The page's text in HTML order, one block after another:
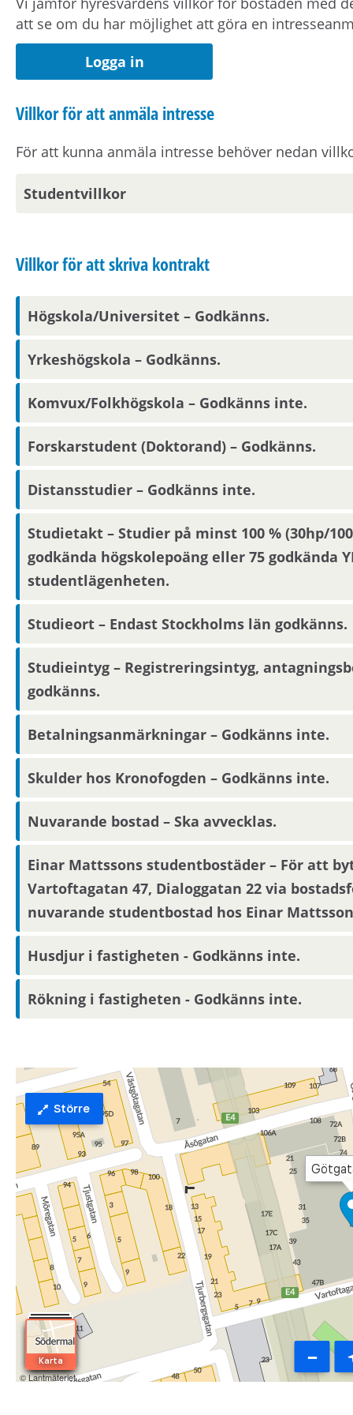
Studentbostaden är en tillfällig bostad.
Om bostaden
I denna studentbostad kan boendemiljön vara
Vid kontraktsskrivning kan du behöva uppvisa
Kostnad för hushållsel tillkommer.
Angiven hyra avser 2026 års hyresnivå.
Förmedlingsinformation
Viktig information om visning eller förmedling
kontaktuppgifter på Mina sidor.
Om hyresvärden har villkor om antal
om dig, din registrerade medboende och
Observera att om inflyttningsdatumet infaller på
nästkommande vardag. För att kunna söka
ifyllda på Mina sidor:
Att du studerar i Stockholms län. Det fyller du i
Var du studerar. Det fyller du i vid rutan
Visningsinformation
Bostaden kommer inte att visas. Det betyder att
bostaden endast utifrån informationen i
avslutad annonseringsperiod blir
sitt intresse.
Om du har längst kötid efter avslutad
bindande.
Boendereferenser
Om du blir aktuell för bostaden behöver du
Student accommodation
Student accommodation is for those currently
university, university college or higher vocational
This is a student apartment which means it is
You retain your time in our housing queue if you
There will be no viewing of this apartment.
want to apply for this apartment.
In order to apply for student housing, you need
1. Update your email address.
att se om du har möjlighet att göra en
Logga in
Villkor för att anmäla intresse
För att kunna anmäla intresse behöver nedan
Studentvillkor
Villkor för att skriva kontrakt
Högskola/Universitet – Godkänns.
Yrkeshögskola – Godkänns.
Komvux/Folkhögskola – Godkänns inte.
Forskarstudent (Doktorand) – Godkänns.
Distansstudier – Godkänns inte.
Studietakt – Studier på minst 100 % (30hp/
godkända högskolepoäng eller 75
studentlägenheten.
Studieort – Endast Stockholms län godkänns.
Studieintyg – Registreringsintyg,
godkänns.
Betalningsanmärkningar – Godkänns inte.
Skulder hos Kronofogden – Godkänns inte.
Nuvarande bostad – Ska avvecklas.
Einar Mattssons studentbostäder – För att
Vartoftagatan 47, Dialoggatan 22 via
nuvarande studentbostad hos Einar
Husdjur i fastigheten - Godkänns inte.
Rökning i fastigheten - Godkänns inte.